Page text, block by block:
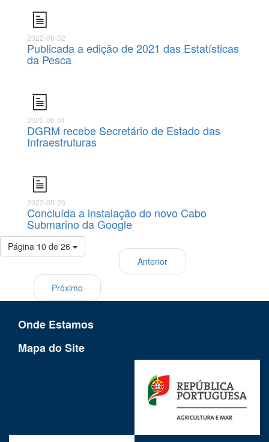
2022-06-02
Publicada a edição de 2021 das Estatísticas
da Pesca
2022-06-01
DGRM recebe Secretário de Estado das
Infraestruturas
2022-05-26
Concluída a instalação do novo Cabo
Submarino da Google
Página 10 de 26
Anterior
Próximo
Onde Estamos
Mapa do Site